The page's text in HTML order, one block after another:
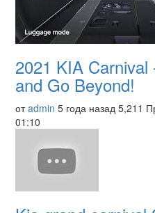
2021 KIA
and Go Beyond!
отadmin 5 года назад 5,211
01:10